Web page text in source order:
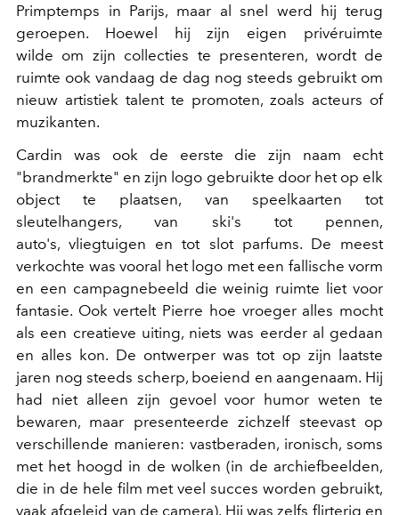
Primptemps in Parijs, maar al snel werd hij terug
geroepen. Hoewel hij zijn eigen privéruimte
wilde om zijn collecties te presenteren, wordt de
ruimte ook vandaag de dag nog steeds gebruikt om
nieuw artistiek talent te promoten, zoals acteurs of
muzikanten.
Cardin was ook de eerste die zijn naam echt
"brandmerkte" en zijn logo gebruikte door het op elk
object te plaatsen, van speelkaarten tot
sleutelhangers, van ski's tot pennen,
auto's, vliegtuigen en tot slot parfums. De meest
verkochte was vooral het logo met een fallische vorm
en een campagnebeeld die weinig ruimte liet voor
fantasie. Ook vertelt Pierre hoe vroeger alles mocht
als een creatieve uiting, niets was eerder al gedaan
en alles kon. De ontwerper was tot op zijn laatste
jaren nog steeds scherp, boeiend en aangenaam. Hij
had niet alleen zijn gevoel voor humor weten te
bewaren, maar presenteerde zichzelf steevast op
verschillende manieren: vastberaden, ironisch, soms
met het hoogd in de wolken (in de archiefbeelden,
die in de hele film met veel succes worden gebruikt,
vaak afgeleid van de camera). Hij was zelfs flirterig en